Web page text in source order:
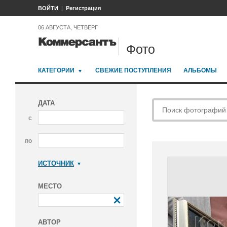
ВОЙТИ Регистрация
06 АВГУСТА, ЧЕТВЕРГ
Фото
КАТЕГОРИИ СВЕЖИЕ ПОСТУПЛЕНИЯ АЛЬБОМЫ
ДАТА
с
по
ИСТОЧНИК
МЕСТО
АВТОР